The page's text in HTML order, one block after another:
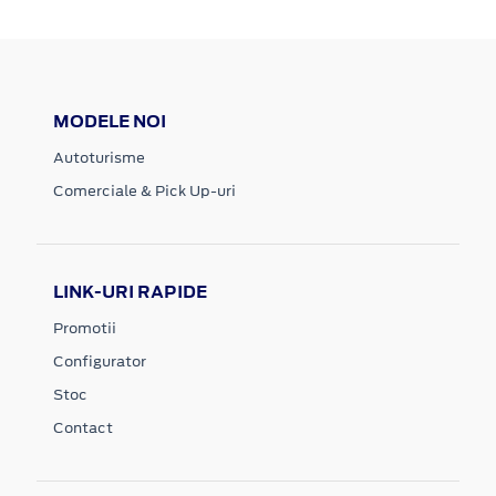
MODELE NOI
Autoturisme
Comerciale & Pick Up-uri
LINK-URI RAPIDE
Promotii
Configurator
Stoc
Contact